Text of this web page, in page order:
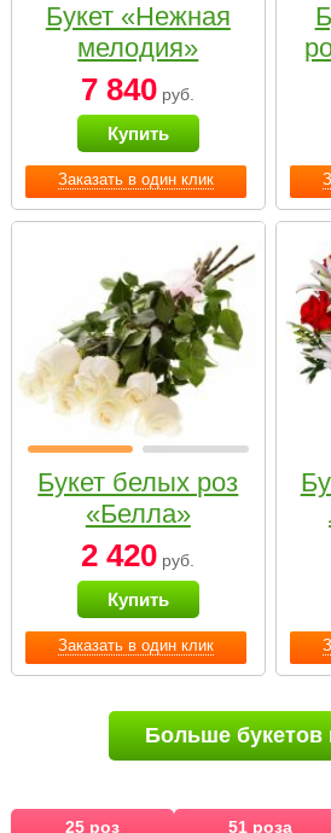
Заказать в один клик
Букет «Нежная
мелодия»
7 840 руб.
Купить
Заказать в один клик
Букет белых роз
«Белла»
2 420 руб.
Купить
Больше букетов
25 роз 51 роза